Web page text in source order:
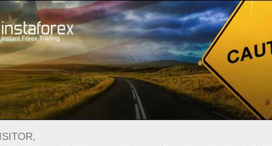
Para Traders
Condições de Negociações
MetaTrader 5